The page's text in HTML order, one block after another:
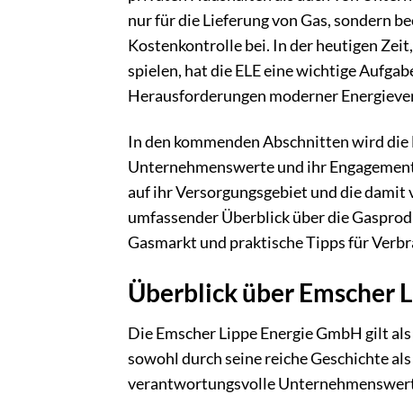
nur für die Lieferung von Gas, sondern
Kostenkontrolle bei. In der heutigen
spielen, hat die ELE eine wichtige
Herausforderungen moderner
In den kommenden Abschnitten wird
Unternehmenswerte und ihr
auf ihr Versorgungsgebiet und die
umfassender Überblick über die
Gasmarkt und praktische Tipps für
Überblick über Emscher
Die Emscher Lippe Energie GmbH gilt
sowohl durch seine reiche Geschichte
verantwortungsvolle